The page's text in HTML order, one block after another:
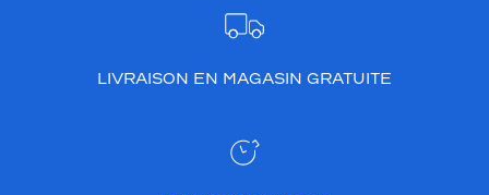
LIVRAISON EN MAGASIN GRATUITE